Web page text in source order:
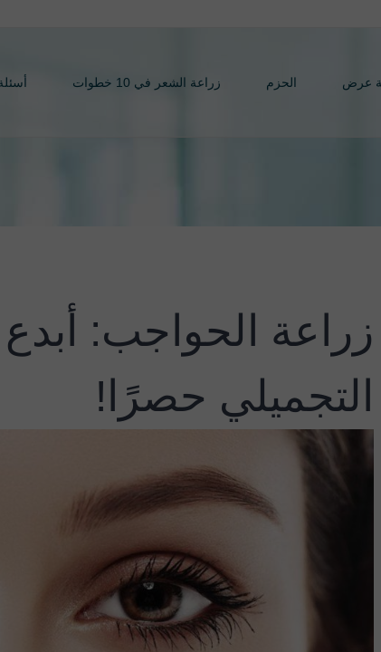
عرض الحزم زراعة الشعر في 10 خطوات
زراعة الحواجب:
التجميلي حصرًا!